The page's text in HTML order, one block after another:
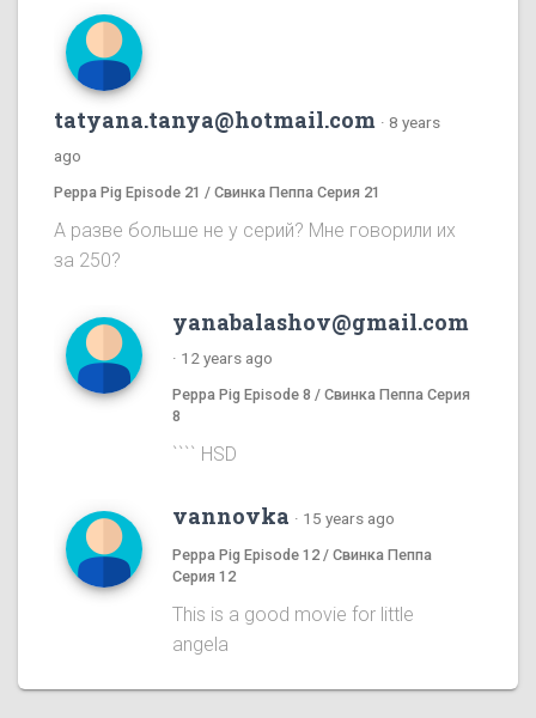
tatyana.tanya@hotmail.com · 8 years
ago
Peppa Pig Episode 21 / Свинка Пеппа Серия 21
А разве больше не у серий? Мне говорили их
за 250?
yanabalashov@gmail.com
· 12 years ago
Peppa Pig Episode 8 / Свинка Пеппа Серия
8
```` HSD
vannovka · 15 years ago
Peppa Pig Episode 12 / Свинка Пеппа
Серия 12
This is a good movie for little
angela